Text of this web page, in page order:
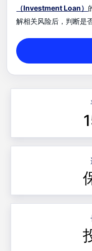
（Investment Loan）
解相关风险后，判断是